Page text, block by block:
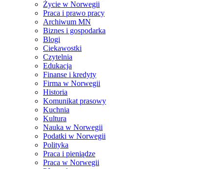
Życie w Norwegii
Praca i prawo pracy
Archiwum MN
Biznes i gospodarka
Blogi
Ciekawostki
Czytelnia
Edukacja
Finanse i kredyty
Firma w Norwegii
Historia
Komunikat prasowy
Kuchnia
Kultura
Nauka w Norwegii
Podatki w Norwegii
Polityka
Praca i pieniądze
Praca w Norwegii